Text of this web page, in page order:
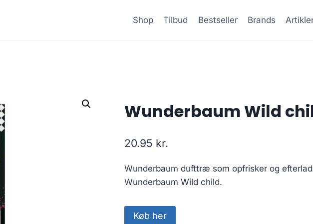
Shop Tilbud Bestseller Brands
Wunderbaum Wild
20.95 kr.
Wunderbaum dufttræ som opfrisker og
Wunderbaum Wild child.
Køb her